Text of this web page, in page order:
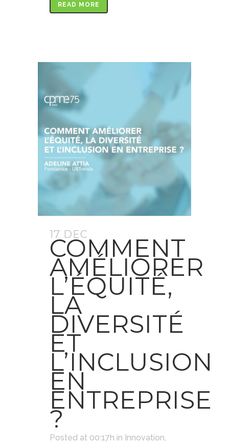
READ MORE
17 DEC
COMMENT
AMÉLIORER
L’ÉQUITÉ,
LA
DIVERSITÉ
ET
L’INCLUSION
EN
ENTREPRISE
?
Posted at 00:17h in Innovation,